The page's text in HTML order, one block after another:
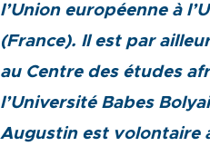
l’Union européenne à
(France). Il est par
au Centre des études
l’Université Babes
Augustin est volontaire